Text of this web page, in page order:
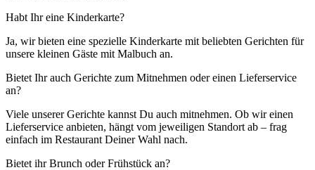
Habt Ihr eine Kinderkarte?
Ja, wir bieten eine spezielle Kinderkarte mit beliebten Gerichten für
unsere kleinen Gäste mit Malbuch an.
Bietet Ihr auch Gerichte zum Mitnehmen oder einen Lieferservice
an?
Viele unserer Gerichte kannst Du auch mitnehmen. Ob wir einen
Lieferservice anbieten, hängt vom jeweiligen Standort ab – frag
einfach im Restaurant Deiner Wahl nach.
Bietet ihr Brunch oder Frühstück an?